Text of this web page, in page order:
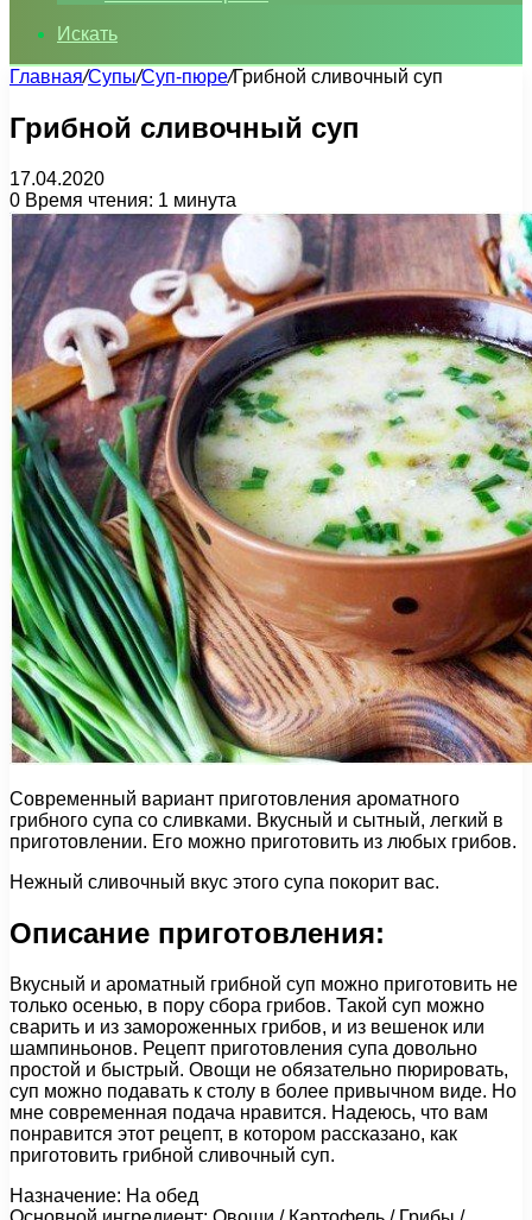
Искать
Главная/Супы/Суп-пюре/Грибной сливочный суп
Грибной сливочный суп
17.04.2020
0 Время чтения: 1 минута
Современный вариант приготовления ароматного
грибного супа со сливками. Вкусный и сытный, легкий в
приготовлении. Его можно приготовить из любых грибов.
Нежный сливочный вкус этого супа покорит вас.
Описание приготовления:
Вкусный и ароматный грибной суп можно приготовить не
только осенью, в пору сбора грибов. Такой суп можно
сварить и из замороженных грибов, и из вешенок или
шампиньонов. Рецепт приготовления супа довольно
простой и быстрый. Овощи не обязательно пюрировать,
суп можно подавать к столу в более привычном виде. Но
мне современная подача нравится. Надеюсь, что вам
понравится этот рецепт, в котором рассказано, как
приготовить грибной сливочный суп.
Назначение: На обед